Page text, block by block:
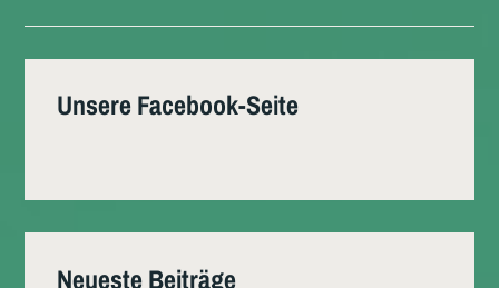
Unsere Facebook-Seite
Neueste Beiträge